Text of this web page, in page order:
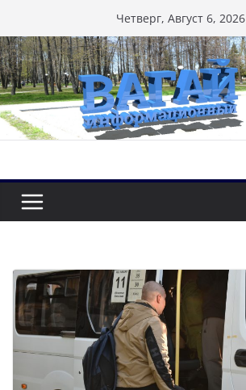
к
содержимому
Четверг, Август 6, 2026